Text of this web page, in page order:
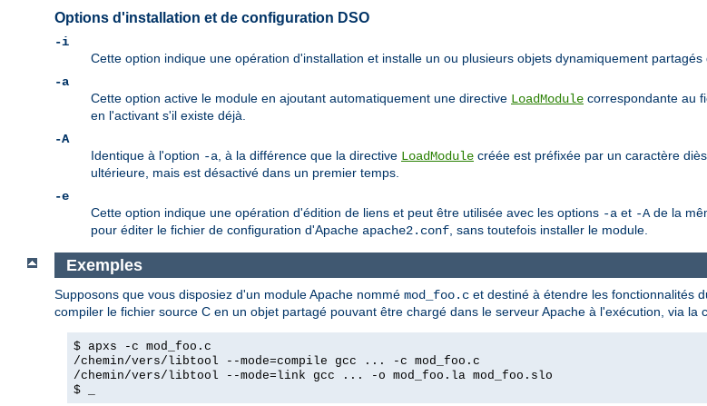
Options d'installation et de configuration DSO
-i
Cette option indique une opération d'installation et installe un ou plusieurs objets dynamiquement
-a
Cette option active le module en ajoutant automatiquement une directive LoadModule correspondante au
en l'activant s'il existe déjà.
-A
Identique à l'option -a , à la différence que la directive LoadModule créée est préfixée par un caractère
ultérieure, mais est désactivé dans un premier temps.
-e
Cette option indique une opération d'édition de liens et peut être utilisée avec les options -a et -A de la
pour éditer le fichier de configuration d'Apache apache2.conf , sans toutefois installer le module.
Exemples
Supposons que vous disposiez d'un module Apache nommé mod_foo.c et destiné à étendre les fonctionnalités
compiler le fichier source C en un objet partagé pouvant être chargé dans le serveur Apache à l'exécution, via la
$ apxs -c mod_foo.c
/chemin/vers/libtool --mode=compile gcc ... -c mod_foo.c
/chemin/vers/libtool --mode=link gcc ... -o mod_foo.la mod_foo.slo
$ _